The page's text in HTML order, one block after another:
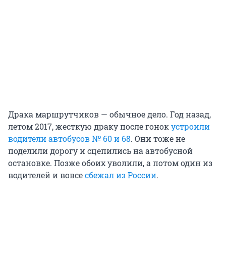
Драка маршрутчиков — обычное дело. Год назад,
летом 2017, жесткую драку после гонокустроили
водители автобусов № 60 и 68. Они тоже не
поделили дорогу и сцепились на автобусной
остановке. Позже обоих уволили, а потом один из
водителей и вовсесбежал из России.